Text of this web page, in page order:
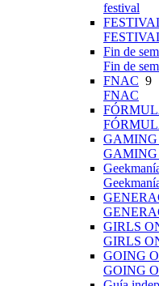
festival
Fin de
Fin de
FNAC 9
FNAC
GIRLS
GIRLS
GOING
GOING